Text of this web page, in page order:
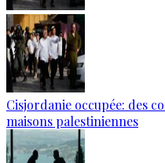
Cisjordanie occupée: des
maisons palestiniennes